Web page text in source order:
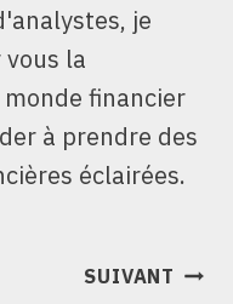
je
la
financier
à prendre des
éclairées.
SUIVANT